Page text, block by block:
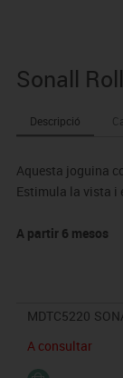
Sonall
Descripció
Aquesta joguina
Estimula la vista i
A partir 6 mesos
MDTC5220
A consultar